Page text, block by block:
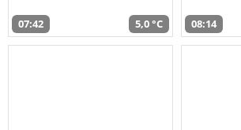
07:42 5,0 °C 08:14